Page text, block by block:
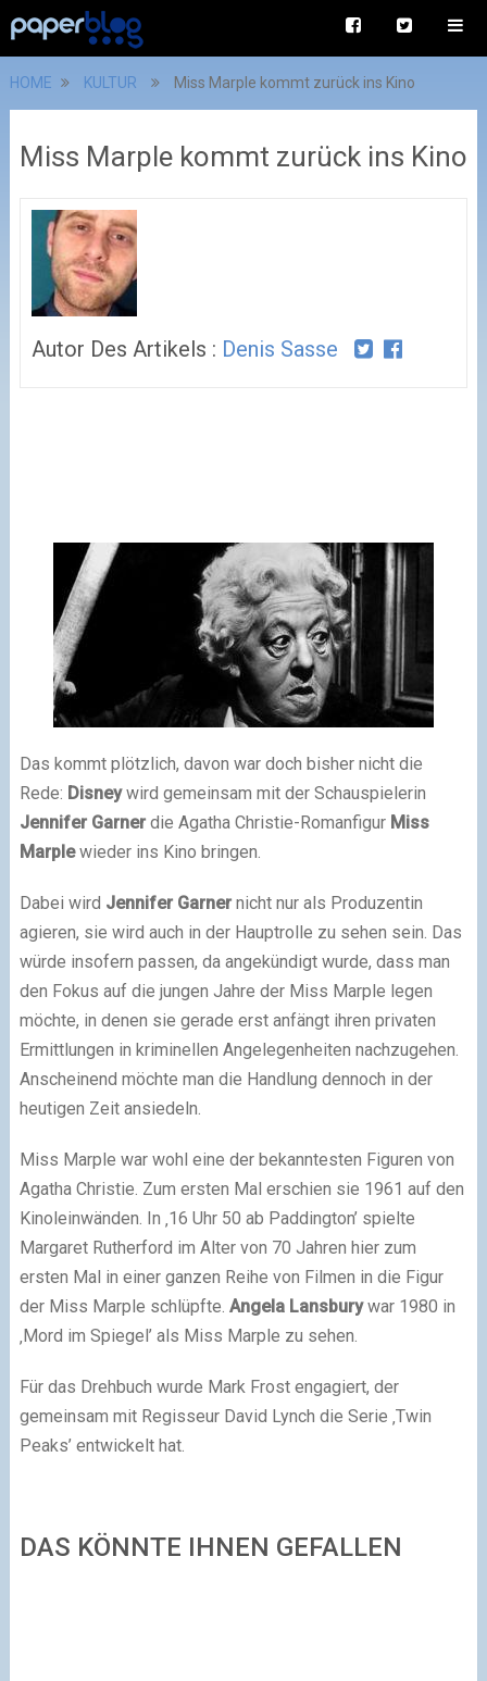
HOME KULTUR Miss Marple kommt zurück ins Kino
Miss Marple kommt zurück ins Kino
Autor Des Artikels : Denis Sasse
Das kommt plötzlich, davon war doch bisher nicht die
Rede: Disneywird gemeinsam mit der Schauspielerin
Jennifer Garnerdie Agatha Christie-Romanfigur Miss
Marplewieder ins Kino bringen.
Dabei wird Jennifer Garnernicht nur als Produzentin
agieren, sie wird auch in der Hauptrolle zu sehen sein. Das
würde insofern passen, da angekündigt wurde, dass man
den Fokus auf die jungen Jahre der Miss Marple legen
möchte, in denen sie gerade erst anfängt ihren privaten
Ermittlungen in kriminellen Angelegenheiten nachzugehen.
Anscheinend möchte man die Handlung dennoch in der
heutigen Zeit ansiedeln.
Miss Marple war wohl eine der bekanntesten Figuren von
Agatha Christie. Zum ersten Mal erschien sie 1961 auf den
Kinoleinwänden. In ‚16 Uhr 50 ab Paddington’ spielte
Margaret Rutherford im Alter von 70 Jahren hier zum
ersten Mal in einer ganzen Reihe von Filmen in die Figur
der Miss Marple schlüpfte. Angela Lansburywar 1980 in
‚Mord im Spiegel’ als Miss Marple zu sehen.
Für das Drehbuch wurde Mark Frost engagiert, der
gemeinsam mit Regisseur David Lynch die Serie ‚Twin
Peaks’ entwickelt hat.
DAS KÖNNTE IHNEN GEFALLEN